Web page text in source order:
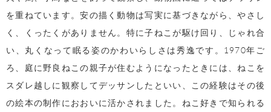
を重ねています。安の描く動物は写実に基づきながら、やさし
く、くったくがありません。特に子ねこが駆け回り、じゃれ合
い、丸くなって眠る姿のかわいらしさは秀逸です。 1970年ご
ろ、庭に野良ねこの親子が住むようになったときには、ねこを
スダレ越しに観察してデッサンしたといい、この経験はその後
の絵本の制作におおいに活かされました。ねこ好きで知られる